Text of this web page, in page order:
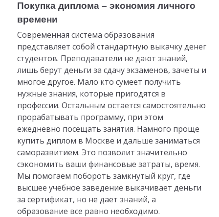
Покупка диплома – экономия личного
времени
Современная система образования
представляет собой стандартную выкачку денег
студентов. Преподаватели не дают знаний,
лишь берут деньги за сдачу экзаменов, зачеты и
многое другое. Мало кто сумеет получить
нужные знания, которые пригодятся в
профессии. Остальным остается самостоятельно
прорабатывать программу, при этом
ежедневно посещать занятия. Намного проще
купить диплом в Москве и дальше заниматься
саморазвитием. Это позволит значительно
сэкономить ваши финансовые затраты, время.
Мы помогаем побороть замкнутый круг, где
высшее учебное заведение выкачивает деньги
за сертификат, но не дает знаний, а
образование все равно необходимо.